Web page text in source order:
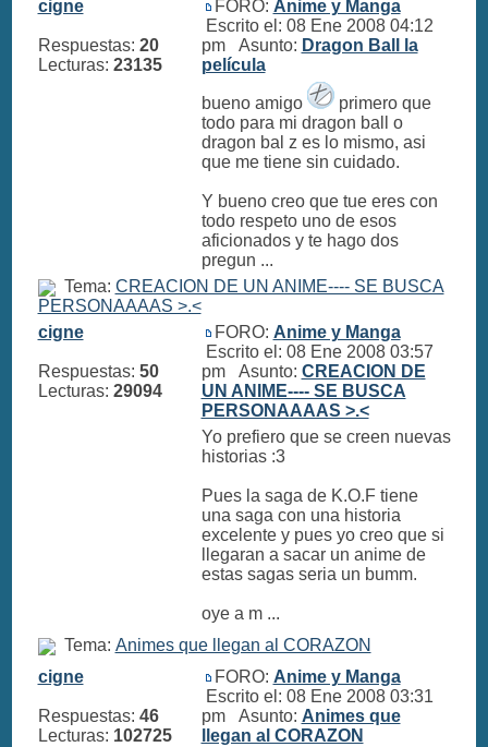
cigne
Respuestas: 20
Lecturas: 23135
FORO: Anime y Manga
Escrito el: 08 Ene 2008 04:12
pm Asunto: Dragon Ball la
película
bueno amigo
primero que
todo para mi dragon ball o
dragon bal z es lo mismo, asi
que me tiene sin cuidado.
Y bueno creo que tue eres con
todo respeto uno de esos
aficionados y te hago dos
pregun ...
Tema: CREACION DE UN ANIME---- SE BUSCA
PERSONAAAAS >.<
cigne
Respuestas: 50
Lecturas: 29094
FORO: Anime y Manga
Escrito el: 08 Ene 2008 03:57
pm Asunto: CREACION DE
UN ANIME---- SE BUSCA
PERSONAAAAS >.<
Yo prefiero que se creen nuevas
historias :3
Pues la saga de K.O.F tiene
una saga con una historia
excelente y pues yo creo que si
llegaran a sacar un anime de
estas sagas seria un bumm.
oye a m ...
Tema: Animes que llegan al CORAZON
cigne
Respuestas: 46
Lecturas: 102725
FORO: Anime y Manga
Escrito el: 08 Ene 2008 03:31
pm Asunto: Animes que
llegan al CORAZON